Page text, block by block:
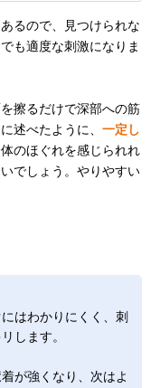
るので、見つけられな
も適度な刺激になりま
擦るだけで深部への筋
述べたように、 一定し
のほぐれを感じられれ
でしょう。やりやすい
はわかりにくく、刺
します。
が強くなり、次はよ